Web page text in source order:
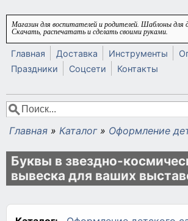
Перейти к основному содержанию
Магазин для воспитателей и родителей. Шаблоны для
Скачать, распечатать и сделать своими руками.
Главная Доставка Инструменты
Праздники
Соцсети
Контакты
Форма поиска
Поиск
Вы здесь
Главная » Каталог » Оформление
Буквы в звездно-
вывеска для ваших